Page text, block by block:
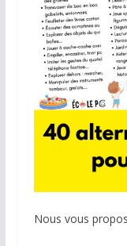
Nous vous